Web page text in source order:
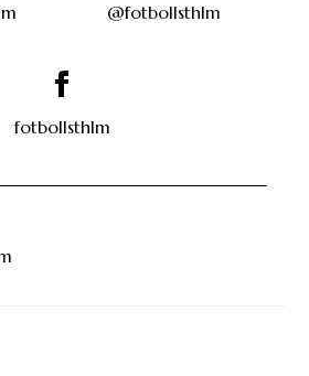
@fotbollsthlm
fotbollsthlm